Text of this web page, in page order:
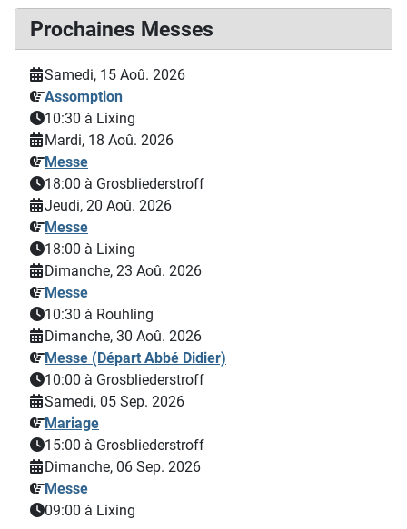
Prochaines Messes
Samedi, 15 Aoû. 2026
Assomption
10:30 à Lixing
Mardi, 18 Aoû. 2026
Messe
18:00 à Grosbliederstroff
Jeudi, 20 Aoû. 2026
Messe
18:00 à Lixing
Dimanche, 23 Aoû. 2026
Messe
10:30 à Rouhling
Dimanche, 30 Aoû. 2026
Messe (Départ Abbé Didier)
10:00 à Grosbliederstroff
Samedi, 05 Sep. 2026
Mariage
15:00 à Grosbliederstroff
Dimanche, 06 Sep. 2026
Messe
09:00 à Lixing